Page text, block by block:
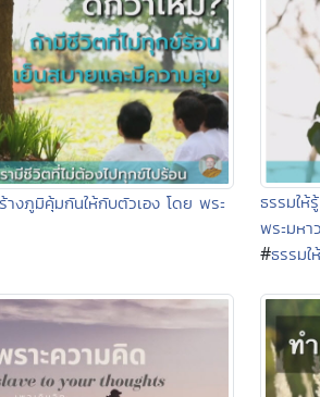
งภูมิคุ้มกันให้กับตัวเอง โดย พระ
ธรรมใ
พระมห
#ธรรมใ